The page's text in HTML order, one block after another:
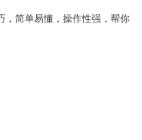
，简单易懂，操作性强，帮你